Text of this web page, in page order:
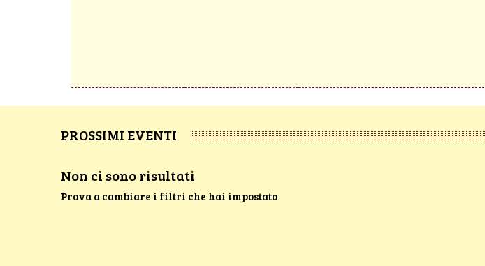
PROSSIMI EVENTI
Non ci sono risultati
Prova a cambiare i filtri che hai impostato